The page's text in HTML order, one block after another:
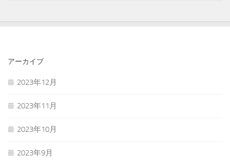
アーカイブ
2023年12月
2023年11月
2023年10月
2023年9月